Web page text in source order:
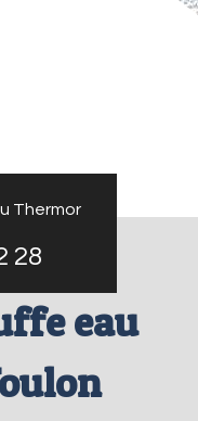
Thermor
28
eau